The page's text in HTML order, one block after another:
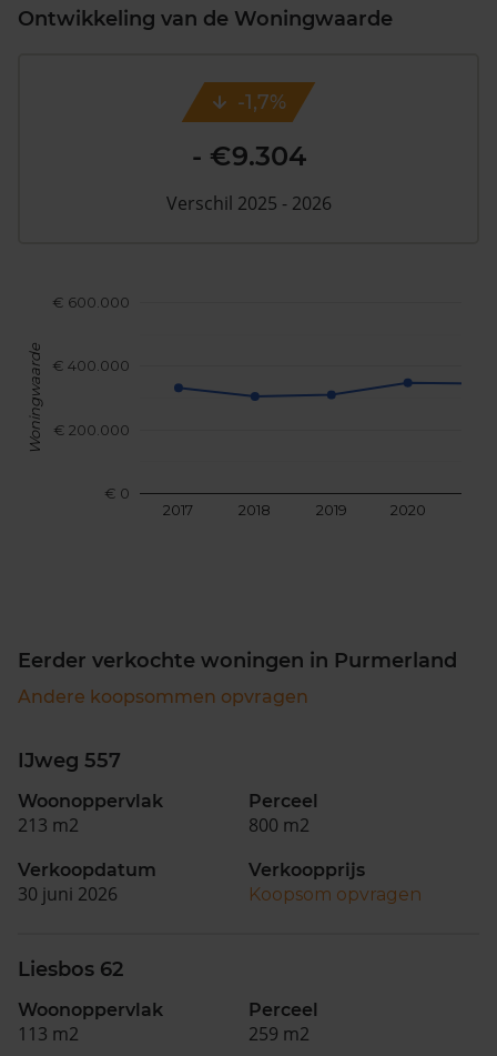
Ontwikkeling van de Woningwaarde
2017 2018 2019 2020
€ 0
€ 200.000
€ 400.000
€ 600.000
Woningwaarde
-1,7%
- €9.304
Verschil 2025 - 2026
Eerder verkochte woningen in Purmerland
Andere koopsommen opvragen
IJweg 557
Woonoppervlak
213 m2
Perceel
800 m2
Verkoopdatum
30 juni 2026
Verkoopprijs
Koopsom opvragen
Liesbos 62
Woonoppervlak
113 m2
Perceel
259 m2